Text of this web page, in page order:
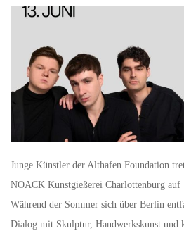
Junge Künstler der Althafen Foundation
NOACK Kunstgießerei Charlottenburg
Während der Sommer sich über Berlin
Dialog mit Skulptur, Handwerkskunst und